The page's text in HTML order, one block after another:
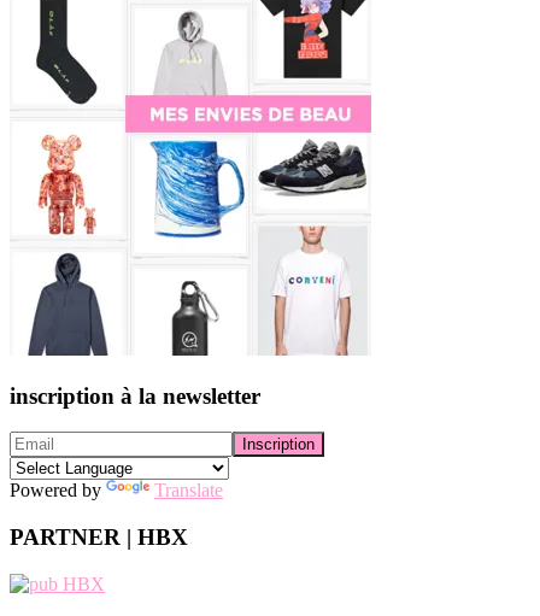
inscription à la newsletter
Powered by Translate
PARTNER | HBX